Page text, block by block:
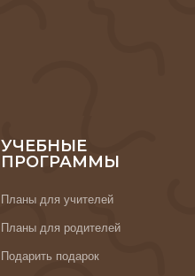
УЧЕБНЫЕ
ПРОГРАММЫ
Планы для учителей
Планы для родителей
Подарить подарок